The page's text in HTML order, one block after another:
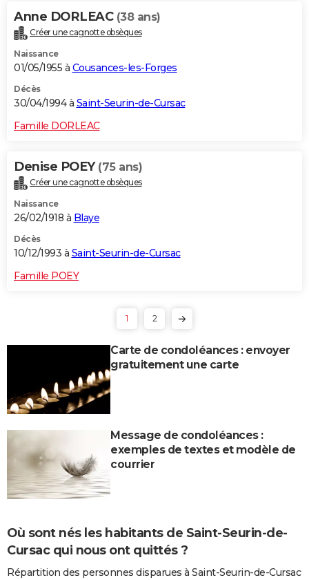
Anne DORLEAC (38 ans)
Créer une cagnotte obsèques
Naissance
01/05/1955 à Cousances-les-Forges
Décès
30/04/1994 à Saint-Seurin-de-Cursac
Famille DORLEAC
Denise POEY (75 ans)
Créer une cagnotte obsèques
Naissance
26/02/1918 à Blaye
Décès
10/12/1993 à Saint-Seurin-de-Cursac
Famille POEY
1 2
Carte de condoléances : envoyer
gratuitement une carte
Message de condoléances :
exemples de textes et modèle de
courrier
Où sont nés les habitants de Saint-Seurin-de-
Cursac qui nous ont quittés ?
Répartition des personnes disparues à Saint-Seurin-de-Cursac